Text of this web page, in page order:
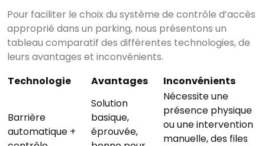
Pour faciliter le choix du système de contrôle d’accès
approprié dans un parking, nous présentons un
tableau comparatif des différentes technologies, de
leurs avantages et inconvénients.
Technologie
Avantages Inconvénients
Barrière
automatique +
Solution
basique,
éprouvée,
Nécessite une
présence physique
ou une intervention
manuelle, des files